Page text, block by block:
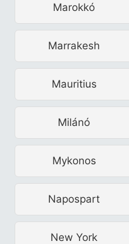
Marokkó
Marrakesh
Mauritius
Milánó
Mykonos
Napospart
New York